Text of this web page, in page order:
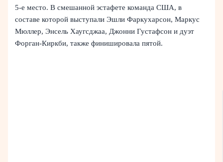
5-е место. В смешанной эстафете команда США, в
составе которой выступали Эшли Фаркухарсон, Маркус
Мюллер, Энсель Хаугсджаа, Джонни Густафсон и дуэт
Форган-Киркби, также финишировала пятой.